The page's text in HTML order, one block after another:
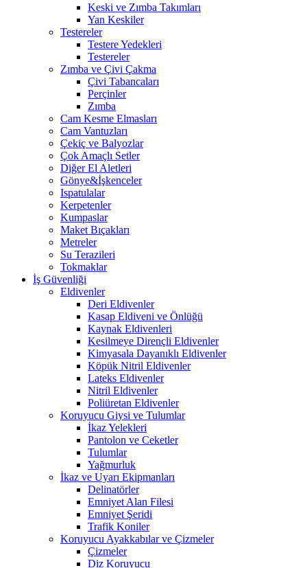
Keski ve Zımba Takımları
Yan Keskiler
Testereler
Testere Yedekleri
Testereler
Zımba ve Çivi Çakma
Çivi Tabancaları
Perçinler
Zımba
Cam Kesme Elmasları
Cam Vantuzları
Çekiç ve Balyozlar
Çok Amaçlı Setler
Diğer El Aletleri
Gönye&İşkenceler
Ispatulalar
Kerpetenler
Kumpaslar
Maket Bıçakları
Metreler
Su Terazileri
Tokmaklar
İş Güvenliği
Eldivenler
Deri Eldivenler
Kasap Eldiveni ve Önlüğü
Kaynak Eldivenleri
Kesilmeye Dirençli Eldivenler
Kimyasala Dayanıklı Eldivenler
Köpük Nitril Eldivenler
Lateks Eldivenler
Nitril Eldivenler
Poliüretan Eldivenler
Koruyucu Giysi ve Tulumlar
İkaz Yelekleri
Pantolon ve Ceketler
Tulumlar
Yağmurluk
İkaz ve Uyarı Ekipmanları
Delinatörler
Emniyet Alan Filesi
Emniyet Şeridi
Trafik Koniler
Koruyucu Ayakkabılar ve Çizmeler
Çizmeler
Diz Koruyucu